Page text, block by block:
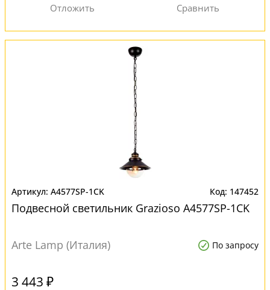
A4577SP-1CK 147452
Подвесной светильник Grazioso A4577SP-1CK
Arte Lamp (Италия) По запросу
3 443 ₽